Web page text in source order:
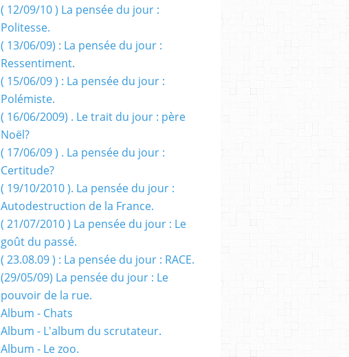
( 12/09/10 ) La pensée du jour :
Politesse.
( 13/06/09) : La pensée du jour :
Ressentiment.
( 15/06/09 ) : La pensée du jour :
Polémiste.
( 16/06/2009) . Le trait du jour : père
Noël?
( 17/06/09 ) . La pensée du jour :
Certitude?
( 19/10/2010 ). La pensée du jour :
Autodestruction de la France.
( 21/07/2010 ) La pensée du jour : Le
goût du passé.
( 23.08.09 ) : La pensée du jour : RACE.
(29/05/09) La pensée du jour : Le
pouvoir de la rue.
Album - Chats
Album - L'album du scrutateur.
Album - Le zoo.